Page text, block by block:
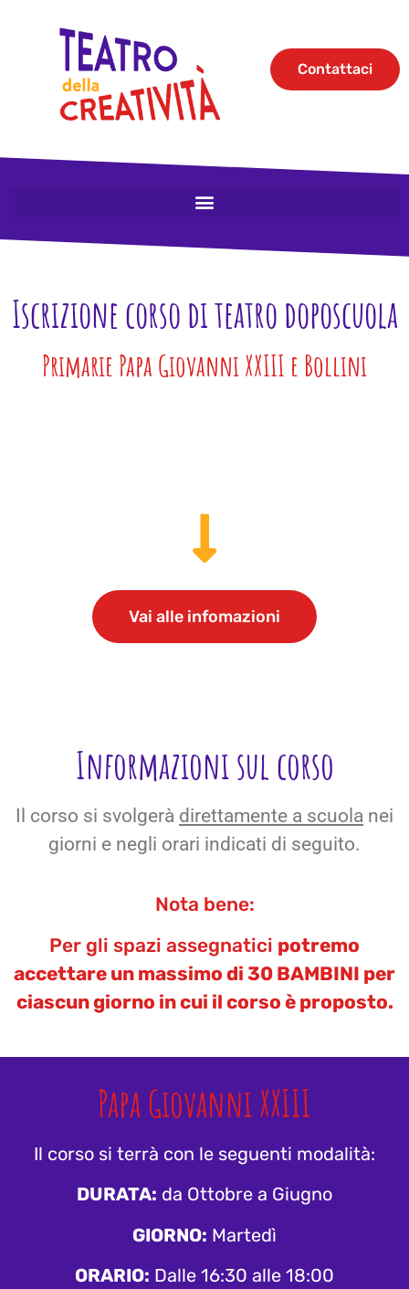
Contattaci
Iscrizione corso di teatro doposcuola
Primarie Papa Giovanni XXIII e Bollini
Vai alle infomazioni
Informazioni sul corso
Il corso si svolgerà direttamente a scuola nei
giorni e negli orari indicati di seguito.
Nota bene:
Per gli spazi assegnatici potremo
accettare un massimo di 30 BAMBINI per
ciascun giorno in cui il corso è proposto.
Papa Giovanni XXIII
Il corso si terrà con le seguenti modalità:
DURATA: da Ottobre a Giugno
GIORNO: Martedì
ORARIO: Dalle 16:30 alle 18:00